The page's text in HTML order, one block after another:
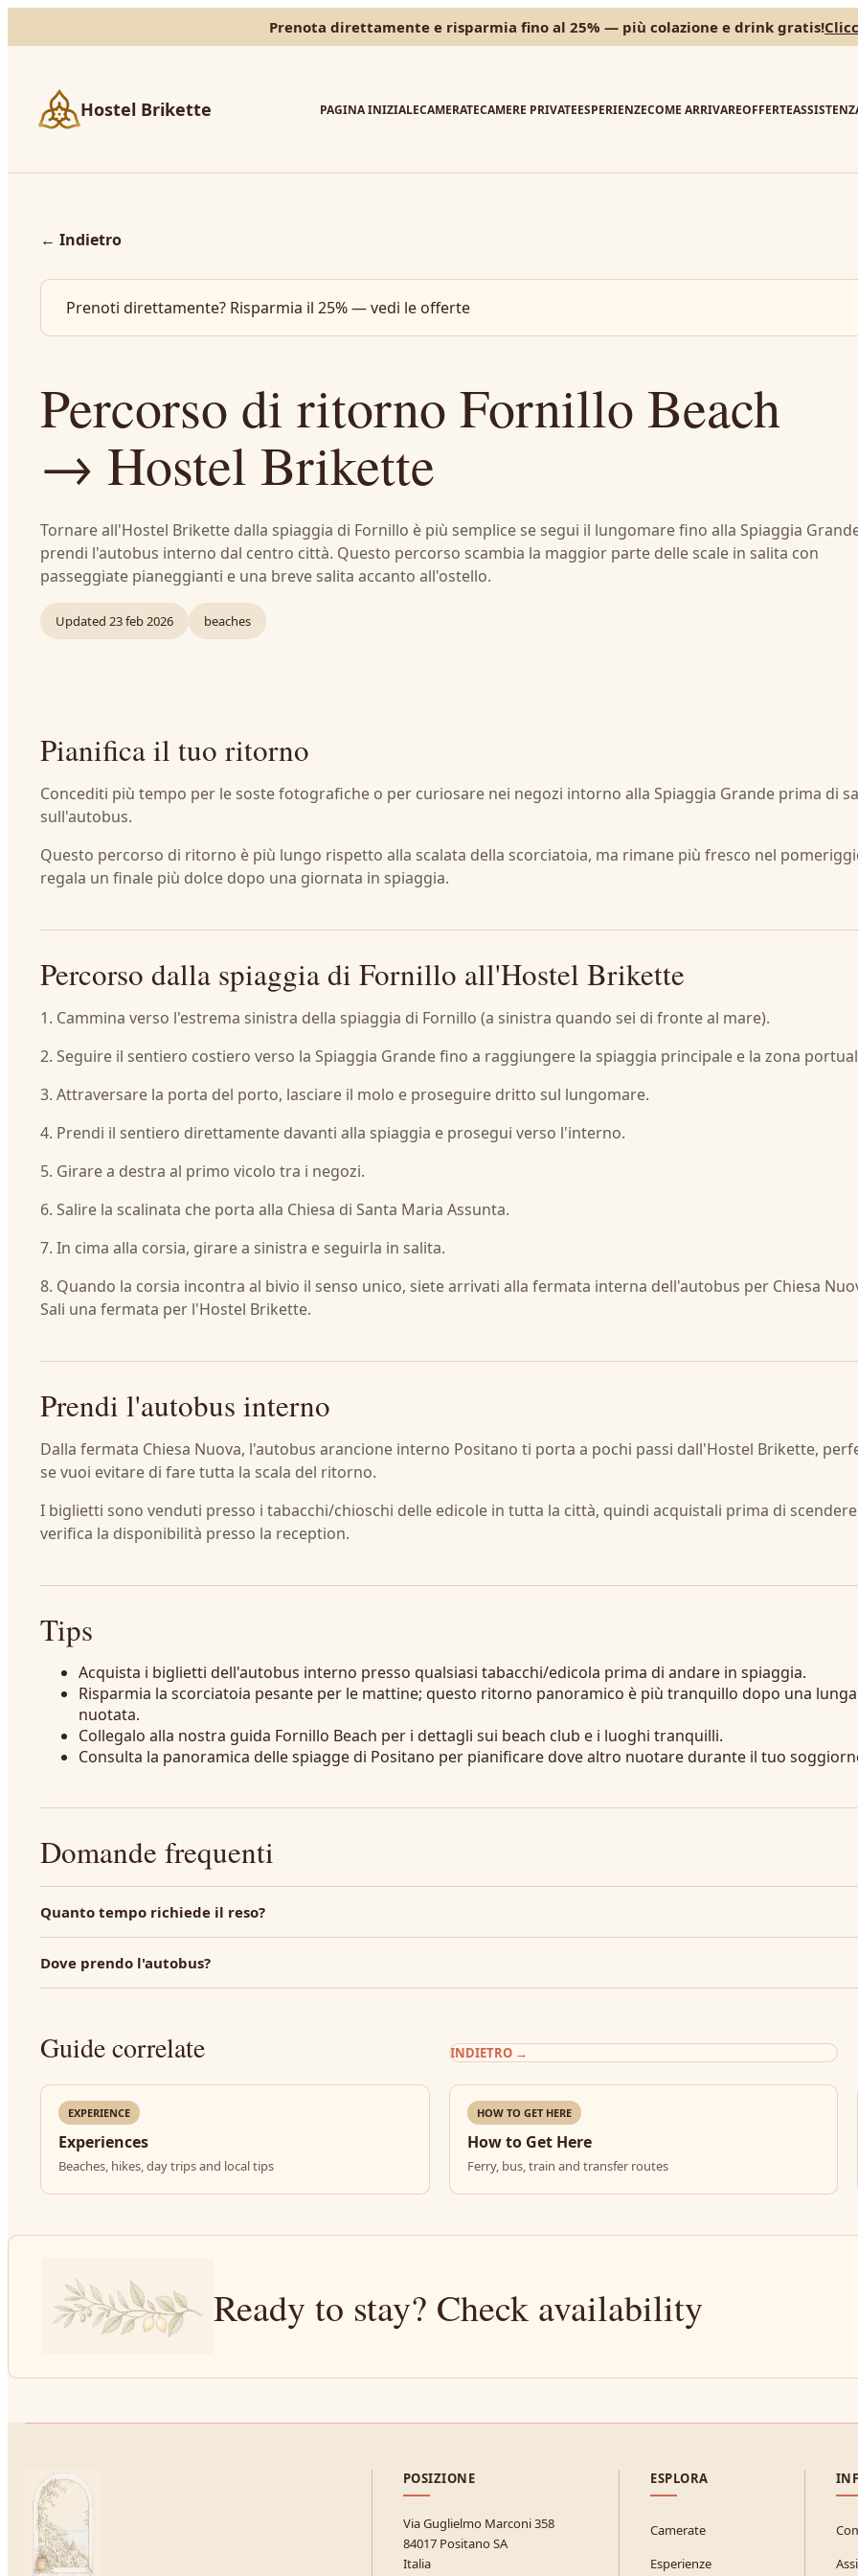
Prenota direttamente e risparmia fino al 25% — più colazione e drink gratis!
Hostel Brikette PAGINA INIZIALECAMERATECAMERE PRIVATEESPERIENZECOME ARRIVAREOFFERTE
← Indietro
Prenoti direttamente? Risparmia il 25% — vedi le offerte
Percorso di ritorno Fornillo Beach
→ Hostel Brikette
Tornare all'Hostel Brikette dalla spiaggia di Fornillo è più semplice se segui il lungomare fino alla Spiaggia
prendi l'autobus interno dal centro città. Questo percorso scambia la maggior parte delle scale in salita con
passeggiate pianeggianti e una breve salita accanto all'ostello.
Updated 23 feb 2026 beaches
Pianifica il tuo ritorno
Concediti più tempo per le soste fotografiche o per curiosare nei negozi intorno alla Spiaggia Grande prima di
sull'autobus.
Questo percorso di ritorno è più lungo rispetto alla scalata della scorciatoia, ma rimane più fresco nel
regala un finale più dolce dopo una giornata in spiaggia.
Percorso dalla spiaggia di Fornillo all'Hostel Brikette
1. Cammina verso l'estrema sinistra della spiaggia di Fornillo (a sinistra quando sei di fronte al mare).
2. Seguire il sentiero costiero verso la Spiaggia Grande fino a raggiungere la spiaggia principale e la zona
3. Attraversare la porta del porto, lasciare il molo e proseguire dritto sul lungomare.
4. Prendi il sentiero direttamente davanti alla spiaggia e prosegui verso l'interno.
5. Girare a destra al primo vicolo tra i negozi.
6. Salire la scalinata che porta alla Chiesa di Santa Maria Assunta.
7. In cima alla corsia, girare a sinistra e seguirla in salita.
8. Quando la corsia incontra al bivio il senso unico, siete arrivati ​​alla fermata interna dell'autobus per Chiesa
Sali una fermata per l'Hostel Brikette.
Prendi l'autobus interno
Dalla fermata Chiesa Nuova, l'autobus arancione interno Positano ti porta a pochi passi dall'Hostel Brikette,
se vuoi evitare di fare tutta la scala del ritorno.
I biglietti sono venduti presso i tabacchi/chioschi delle edicole in tutta la città, quindi acquistali prima di
verifica la disponibilità presso la reception.
Tips
Acquista i biglietti dell'autobus interno presso qualsiasi tabacchi/edicola prima di andare in spiaggia.
Risparmia la scorciatoia pesante per le mattine; questo ritorno panoramico è più tranquillo dopo una lunga
nuotata.
Collegalo alla nostra guida Fornillo Beach per i dettagli sui beach club e i luoghi tranquilli.
Consulta la panoramica delle spiagge di Positano per pianificare dove altro nuotare durante il tuo
Domande frequenti
Quanto tempo richiede il reso?
Dove prendo l'autobus?
Guide correlate INDIETRO→
EXPERIENCE
Experiences
Beaches, hikes, day trips and local tips
HOW TO GET HERE
How to Get Here
Ferry, bus, train and transfer routes
Ready to stay? Check availability
POSIZIONE
Via Guglielmo Marconi 358
84017 Positano SA
Italia
ESPLORA
Camerate
Esperienze